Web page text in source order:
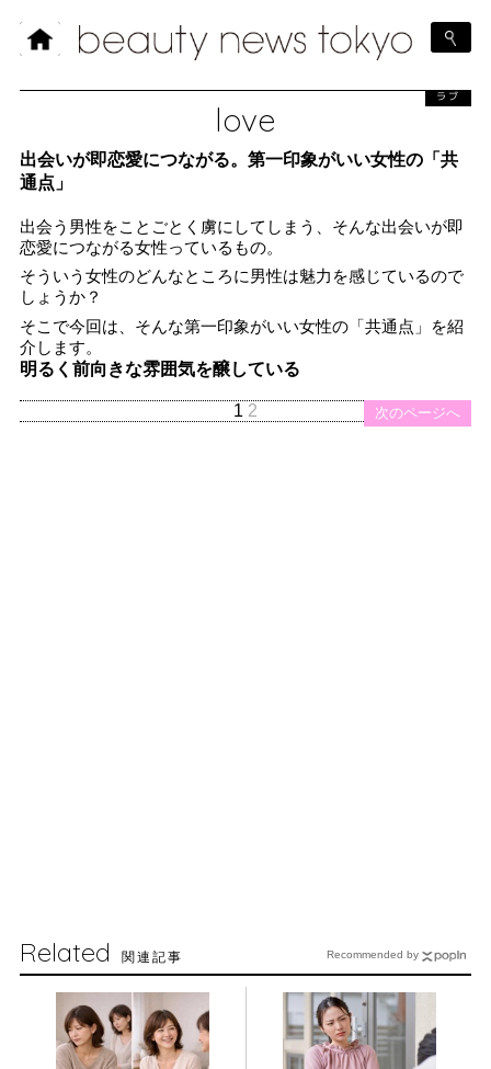
love
ラブ
出会いが即恋愛につながる。第一印象がいい女性の「共
通点」
出会う男性をことごとく虜にしてしまう、そんな出会いが即
恋愛につながる女性っているもの。
そういう女性のどんなところに男性は魅力を感じているので
しょうか？
そこで今回は、そんな第一印象がいい女性の「共通点」を紹
介します。
明るく前向きな雰囲気を醸している
次のページへ
1 2
Related 関連記事 Recommended by